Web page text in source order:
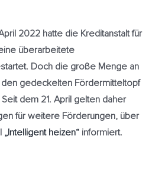
2022 hatte die Kreditanstalt für
überarbeitete
Doch die große Menge an
gedeckelten Fördermitteltopf
dem 21. April gelten daher
für weitere Förderungen, über
„Intelligent heizen“informiert.